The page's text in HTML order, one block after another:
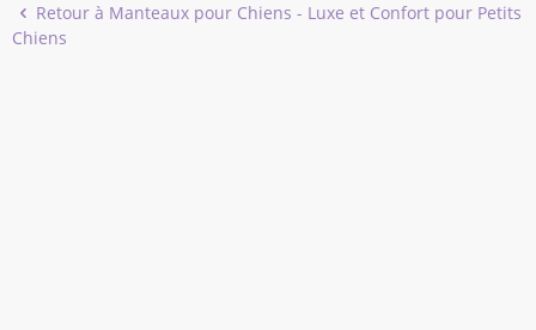
Retour à Manteaux pour Chiens - Luxe et Confort pour Petits
Chiens